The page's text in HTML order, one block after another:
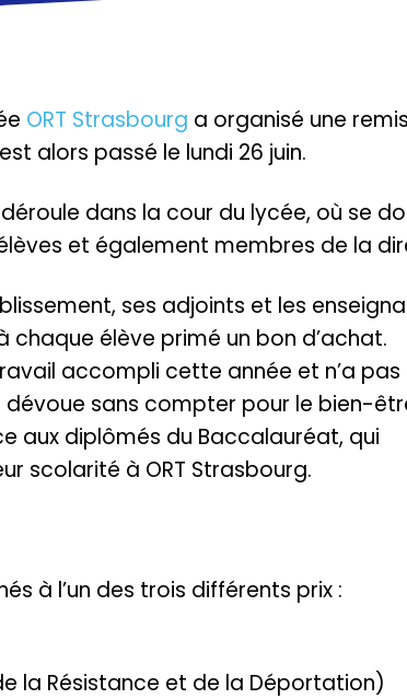
ORT Strasbourg a organisé une
alors passé le lundi 26 juin.
dans la cour du lycée, où se
et également membres de la
ses adjoints et les
élève primé un bon d’achat.
accompli cette année et n’a pas
dévoue sans compter pour le bien-
aux diplômés du Baccalauréat, qui
scolarité à ORT Strasbourg.
à l’un des trois différents prix :
la Résistance et de la Déportation)